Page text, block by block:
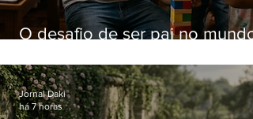
O desafio de ser pai no mundo
Jornal Daki
há 7 horas